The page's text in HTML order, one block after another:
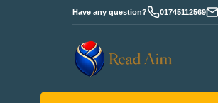
Have any question? 01745112569